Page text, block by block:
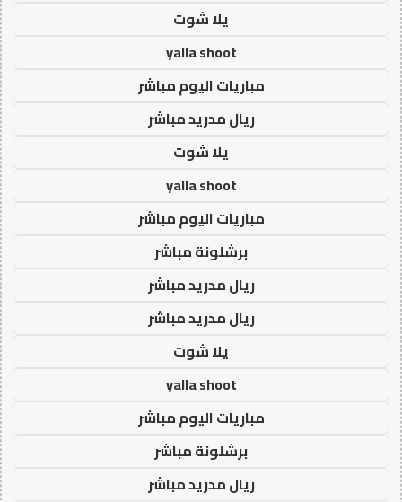
يلا شوت
yalla shoot
مباريات اليوم مباشر
ريال مدريد مباشر
يلا شوت
yalla shoot
مباريات اليوم مباشر
برشلونة مباشر
ريال مدريد مباشر
ريال مدريد مباشر
يلا شوت
yalla shoot
مباريات اليوم مباشر
برشلونة مباشر
ريال مدريد مباشر